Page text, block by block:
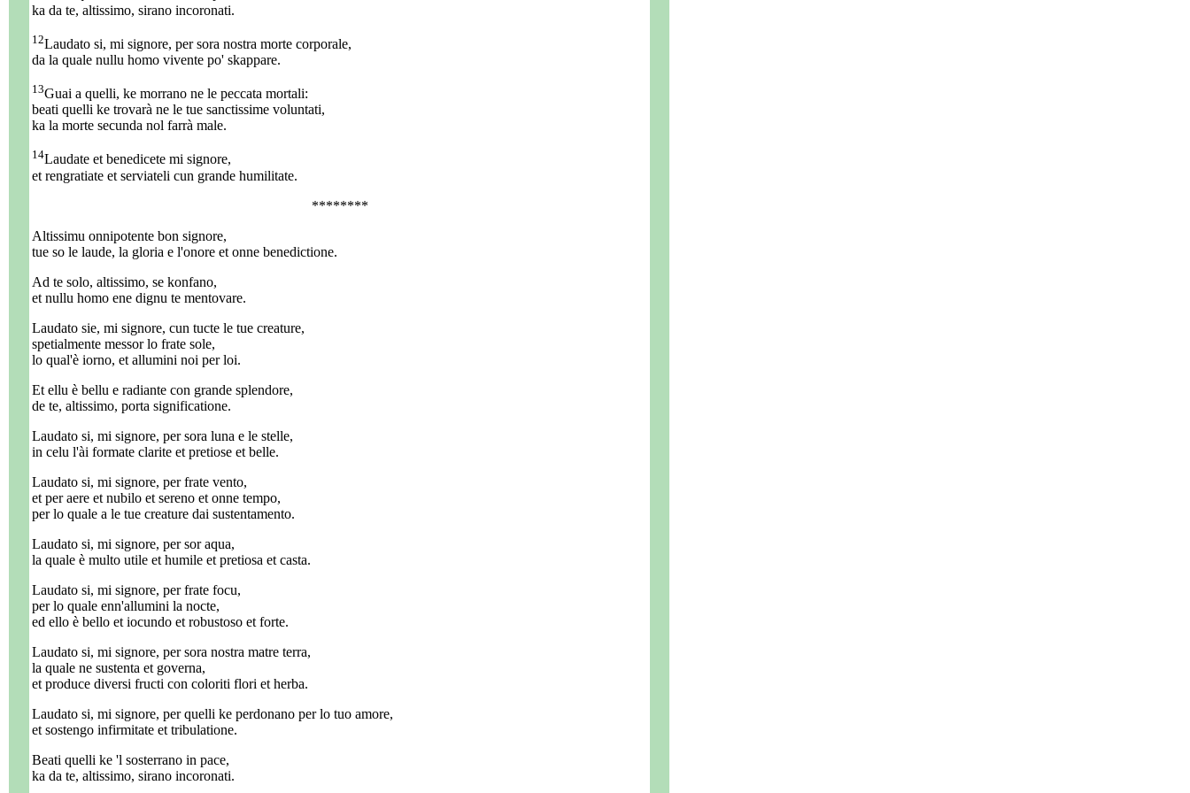
ka da te, altissimo, sirano incoronati.
12Laudato si, mi signore, per sora nostra morte corporale,
da la quale nullu homo vivente po' skappare.
13Guai a quelli, ke morrano ne le peccata mortali:
beati quelli ke trovarà ne le tue sanctissime voluntati,
ka la morte secunda nol farrà male.
14Laudate et benedicete mi signore,
et rengratiate et serviateli cun grande humilitate.
********
Altissimu onnipotente bon signore,
tue so le laude, la gloria e l'onore et onne benedictione.
Ad te solo, altissimo, se konfano,
et nullu homo ene dignu te mentovare.
Laudato sie, mi signore, cun tucte le tue creature,
spetialmente messor lo frate sole,
lo qual'è iorno, et allumini noi per loi.
Et ellu è bellu e radiante con grande splendore,
de te, altissimo, porta significatione.
Laudato si, mi signore, per sora luna e le stelle,
in celu l'ài formate clarite et pretiose et belle.
Laudato si, mi signore, per frate vento,
et per aere et nubilo et sereno et onne tempo,
per lo quale a le tue creature dai sustentamento.
Laudato si, mi signore, per sor aqua,
la quale è multo utile et humile et pretiosa et casta.
Laudato si, mi signore, per frate focu,
per lo quale enn'allumini la nocte,
ed ello è bello et iocundo et robustoso et forte.
Laudato si, mi signore, per sora nostra matre terra,
la quale ne sustenta et governa,
et produce diversi fructi con coloriti flori et herba.
Laudato si, mi signore, per quelli ke perdonano per lo tuo amore,
et sostengo infirmitate et tribulatione.
Beati quelli ke 'l sosterrano in pace,
ka da te, altissimo, sirano incoronati.